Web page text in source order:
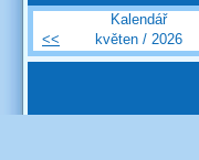
Kalendář
<<
květen / 2026